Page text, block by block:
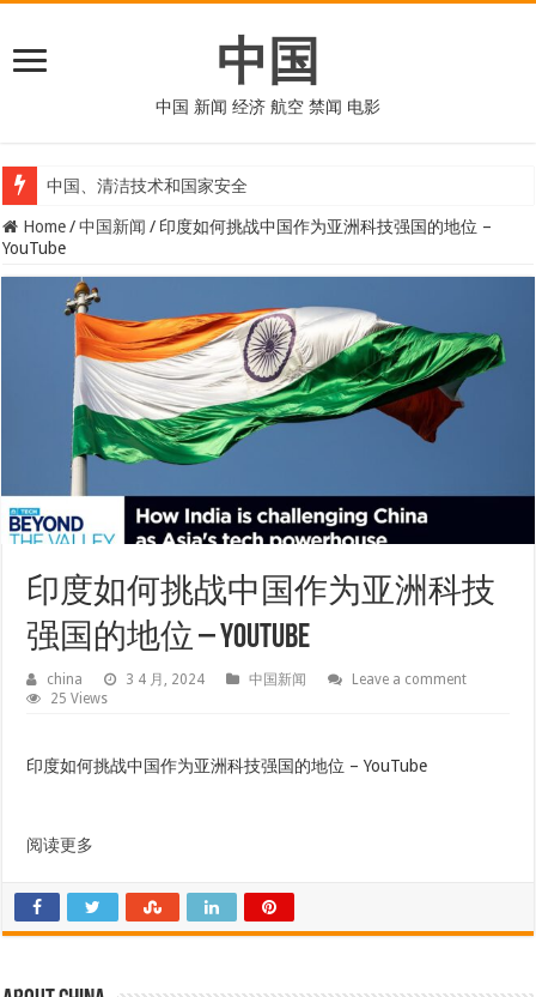
中国
中国 新闻 经济 航空 禁闻 电影
中国、清洁技术和国家安全
Home / 中国新闻 / 印度如何挑战中国作为亚洲科技强国的地位 –
YouTube
印度如何挑战中国作为亚洲科技
强国的地位 – YouTube
china 3 4 月, 2024 中国新闻
Leave a comment
25 Views
印度如何挑战中国作为亚洲科技强国的地位 – YouTube
阅读更多